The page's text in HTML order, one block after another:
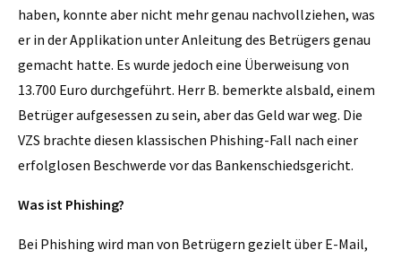
haben, konnte aber nicht mehr genau nachvollziehen, was
er in der Applikation unter Anleitung des Betrügers genau
gemacht hatte. Es wurde jedoch eine Überweisung von
13.700 Euro durchgeführt. Herr B. bemerkte alsbald, einem
Betrüger aufgesessen zu sein, aber das Geld war weg. Die
VZS brachte diesen klassischen Phishing-Fall nach einer
erfolglosen Beschwerde vor das Bankenschiedsgericht.
Was ist Phishing?
Bei Phishing wird man von Betrügern gezielt über E-Mail,